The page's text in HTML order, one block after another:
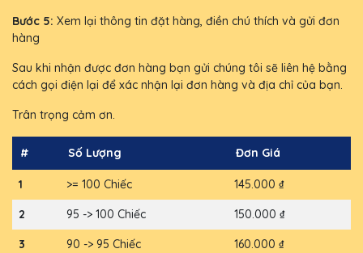
Bước 5: Xem lại thông tin đặt hàng, điền chú thích và gửi đơn
hàng
Sau khi nhận được đơn hàng bạn gửi chúng tôi sẽ liên hệ bằng
cách gọi điện lại để xác nhận lại đơn hàng và địa chỉ của bạn.
Trân trọng cảm ơn.
# Số Lượng Đơn Giá
1 >= 100 Chiếc 145.000 ₫
2 95 -> 100 Chiếc 150.000 ₫
3 90 -> 95 Chiếc 160.000 ₫